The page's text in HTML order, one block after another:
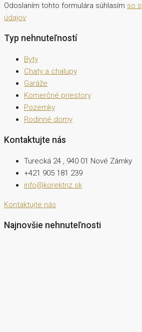
Odoslaním tohto formulára súhlasím so
údajov
Typ nehnuteľností
Byty
Chaty a chalupy
Garáže
Komerčné priestory
Pozemky
Rodinné domy
Kontaktujte nás
Turecká 24 , 940 01 Nové Zámky
+421 905 181 239
info@korektnz.sk
Kontaktujte nás
Najnovšie nehnuteľnosti